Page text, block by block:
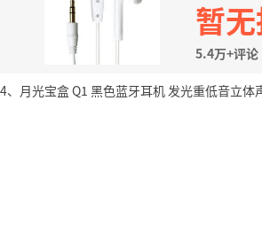
暂
5.4万+评论
4、月光宝盒 Q1 黑色蓝牙耳机 发光重低音立